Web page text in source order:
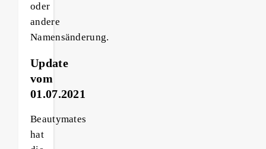
oder
andere
Namensänderung.
Update
vom
01.07.2021
Beautymates
hat